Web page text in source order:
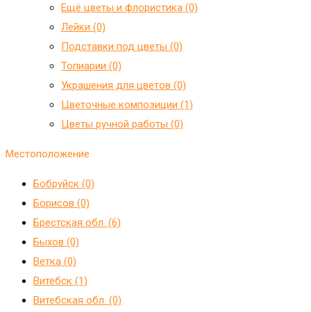
Ещё цветы и флористика (0)
Лейки (0)
Подставки под цветы (0)
Топиарии (0)
Украшения для цветов (0)
Цветочные композиции (1)
Цветы ручной работы (0)
Местоположение
Бобруйск (0)
Борисов (0)
Брестская обл. (6)
Быхов (0)
Ветка (0)
Витебск (1)
Витебская обл. (0)